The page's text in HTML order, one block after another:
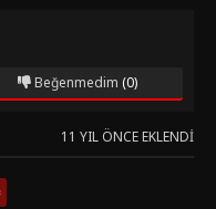
Beğenmedim (0)
11 YIL ÖNCE EKLENDI